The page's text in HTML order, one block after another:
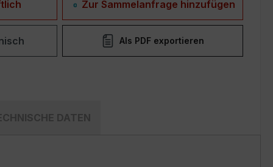
Zur Sammelanfrage hinzufügen
Als PDF exportieren
DATEN